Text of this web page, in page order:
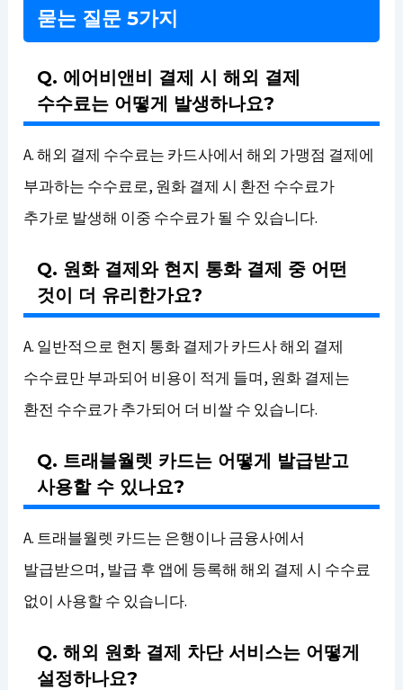
묻는 질문 5가지
Q. 에어비앤비 결제 시 해외 결제
수수료는 어떻게 발생하나요?
A. 해외 결제 수수료는 카드사에서 해외 가맹점 결제에
부과하는 수수료로, 원화 결제 시 환전 수수료가
추가로 발생해 이중 수수료가 될 수 있습니다.
Q. 원화 결제와 현지 통화 결제 중 어떤
것이 더 유리한가요?
A. 일반적으로 현지 통화 결제가 카드사 해외 결제
수수료만 부과되어 비용이 적게 들며, 원화 결제는
환전 수수료가 추가되어 더 비쌀 수 있습니다.
Q. 트래블월렛 카드는 어떻게 발급받고
사용할 수 있나요?
A. 트래블월렛 카드는 은행이나 금융사에서
발급받으며, 발급 후 앱에 등록해 해외 결제 시 수수료
없이 사용할 수 있습니다.
Q. 해외 원화 결제 차단 서비스는 어떻게
설정하나요?